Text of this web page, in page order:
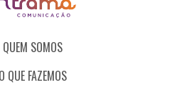
QUEM SOMOS
O QUE FAZEMOS